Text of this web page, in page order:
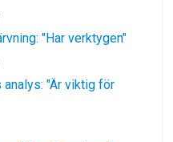
"Har verktygen"
analys: "Är viktig för